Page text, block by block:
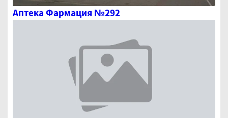
Аптека Фармация №292